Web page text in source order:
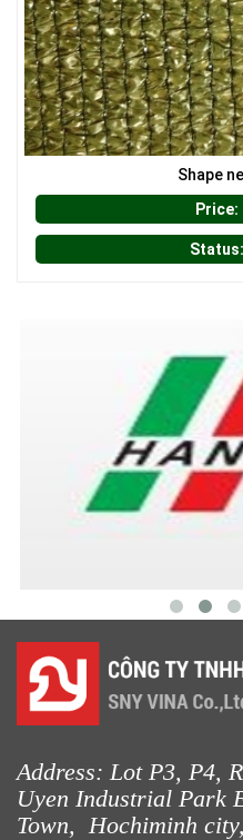
Shape
Price:
Status:
Address: Lot P3, P4,
Uyen Industrial Park
Town, Hochiminh